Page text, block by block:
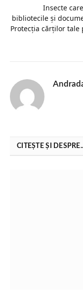
Insecte
bibliotecile și
Protecția cărților tale
CITEȘTE ȘI